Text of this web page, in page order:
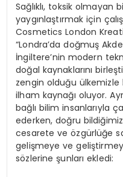
Sağlıklı, toksik olmayan
yaygınlaştırmak için
Cosmetics London
“Londra’da doğmuş
İngiltere’nin modern
doğal kaynaklarını
zengin olduğu
ilham kaynağı oluyor.
bağlı bilim insanlarıyla
ederken, doğru
cesarete ve özgürlüğe
gelişmeye ve
sözlerine şunları ekledi: